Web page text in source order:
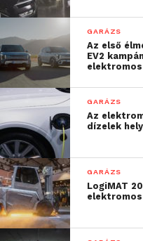
GARÁZS
Az első
EV2
GARÁZS
Az
dízelek
GARÁZS
LogiMAT